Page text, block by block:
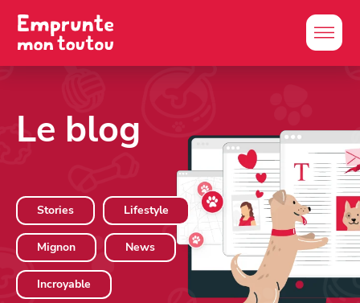
Le blog
Stories Lifestyle
Mignon News
Incroyable